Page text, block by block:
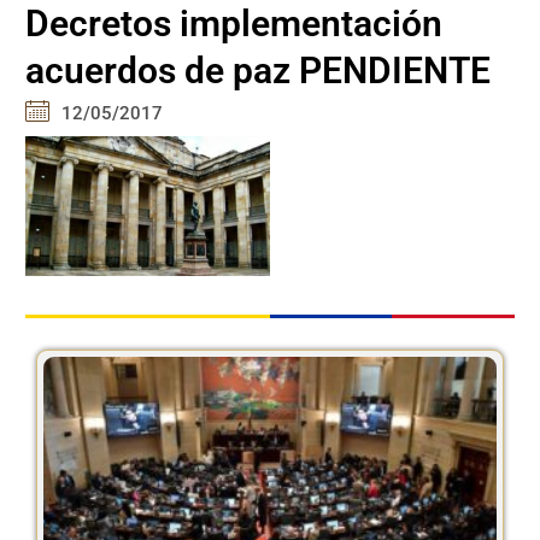
Decretos implementación
acuerdos de paz PENDIENTE
12/05/2017